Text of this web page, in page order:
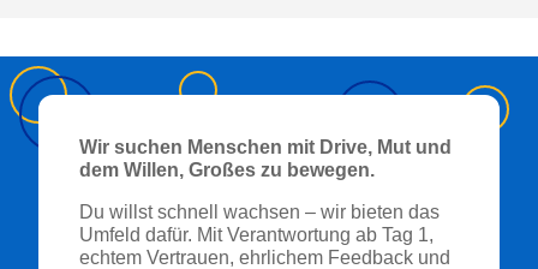
Wir suchen Menschen mit Drive, Mut und
dem Willen, Großes zu bewegen.
Du willst schnell wachsen – wir bieten das
Umfeld dafür. Mit Verantwortung ab Tag 1,
echtem Vertrauen, ehrlichem Feedback und